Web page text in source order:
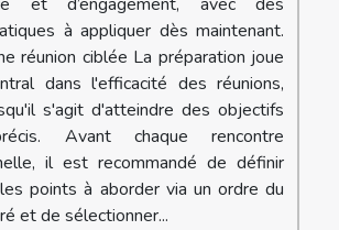
et d’engagement, avec des
à appliquer dès maintenant.
réunion ciblée La préparation joue
dans l'efficacité des réunions,
s'agit d'atteindre des objectifs
Avant chaque rencontre
il est recommandé de définir
points à aborder via un ordre du
et de sélectionner...